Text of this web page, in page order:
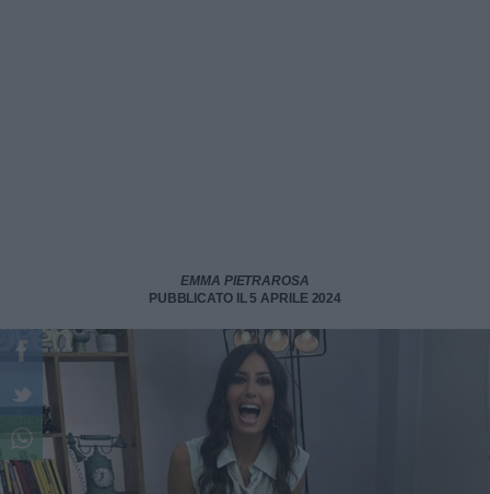
EMMA PIETRAROSA
PUBBLICATO IL 5 APRILE 2024